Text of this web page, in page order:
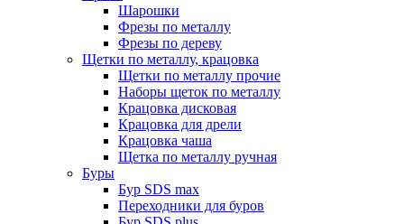
Шарошки
Фрезы по металлу
Фрезы по дереву
Щетки по металлу, крацовка
Щетки по металлу прочие
Наборы щеток по металлу
Крацовка дисковая
Крацовка для дрели
Крацовка чаша
Щетка по металлу ручная
Буры
Бур SDS max
Переходники для буров